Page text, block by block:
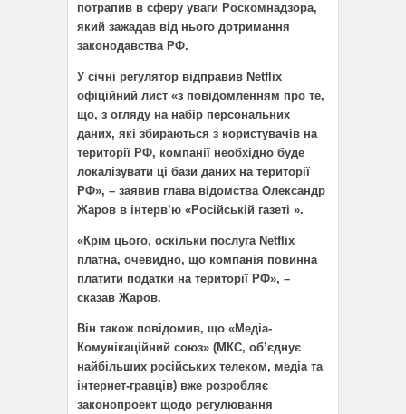
потрапив в сферу уваги Роскомнадзора,
який зажадав від нього дотримання
законодавства РФ.
У січні регулятор відправив Netflix
офіційний лист «з повідомленням про те,
що, з огляду на набір персональних
даних, які збираються з користувачів на
території РФ, компанії необхідно буде
локалізувати ці бази даних на території
РФ», – заявив глава відомства Олександр
Жаров в інтерв’ю «Російській газеті ».
«Крім цього, оскільки послуга Netflix
платна, очевидно, що компанія повинна
платити податки на території РФ», –
сказав Жаров.
Він також повідомив, що «Медіа-
Комунікаційний союз» (МКС, об’єднує
найбільших російських телеком, медіа та
інтернет-гравців) вже розробляє
законопроект щодо регулювання